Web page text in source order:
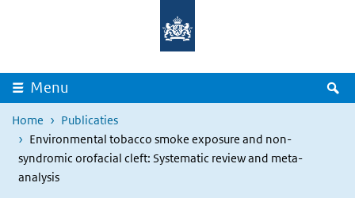
Overslaan en naar de inhoud gaan
Menu
Home
Publicaties
Environmental tobacco smoke exposure and non-
syndromic orofacial cleft: Systematic review and meta-
analysis